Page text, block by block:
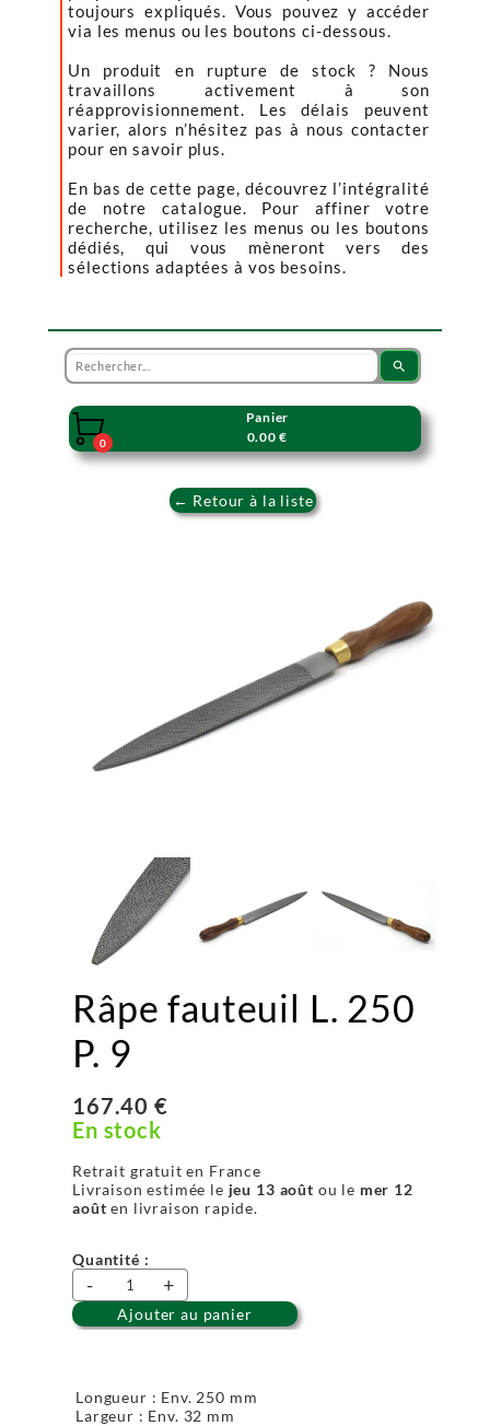
toujours expliqués. Vous pouvez y accéder
via les menus ou les boutons ci-dessous.
Un produit en rupture de stock ? Nous
travaillons activement à son
réapprovisionnement. Les délais peuvent
varier, alors n’hésitez pas à nous contacter
pour en savoir plus.
En bas de cette page, découvrez l’intégralité
de notre catalogue. Pour affiner votre
recherche, utilisez les menus ou les boutons
dédiés, qui vous mèneront vers des
sélections adaptées à vos besoins.
search

0
Panier
0.00 €
← Retour à la liste
Râpe fauteuil L. 250
P. 9
167.40 €
En stock
Retrait gratuit en France
Livraison estimée le jeu 13 août ou le mer 12
août en livraison rapide.
Quantité :
- +
Ajouter au panier
Longueur : Env. 250 mm
Largeur : Env. 32 mm